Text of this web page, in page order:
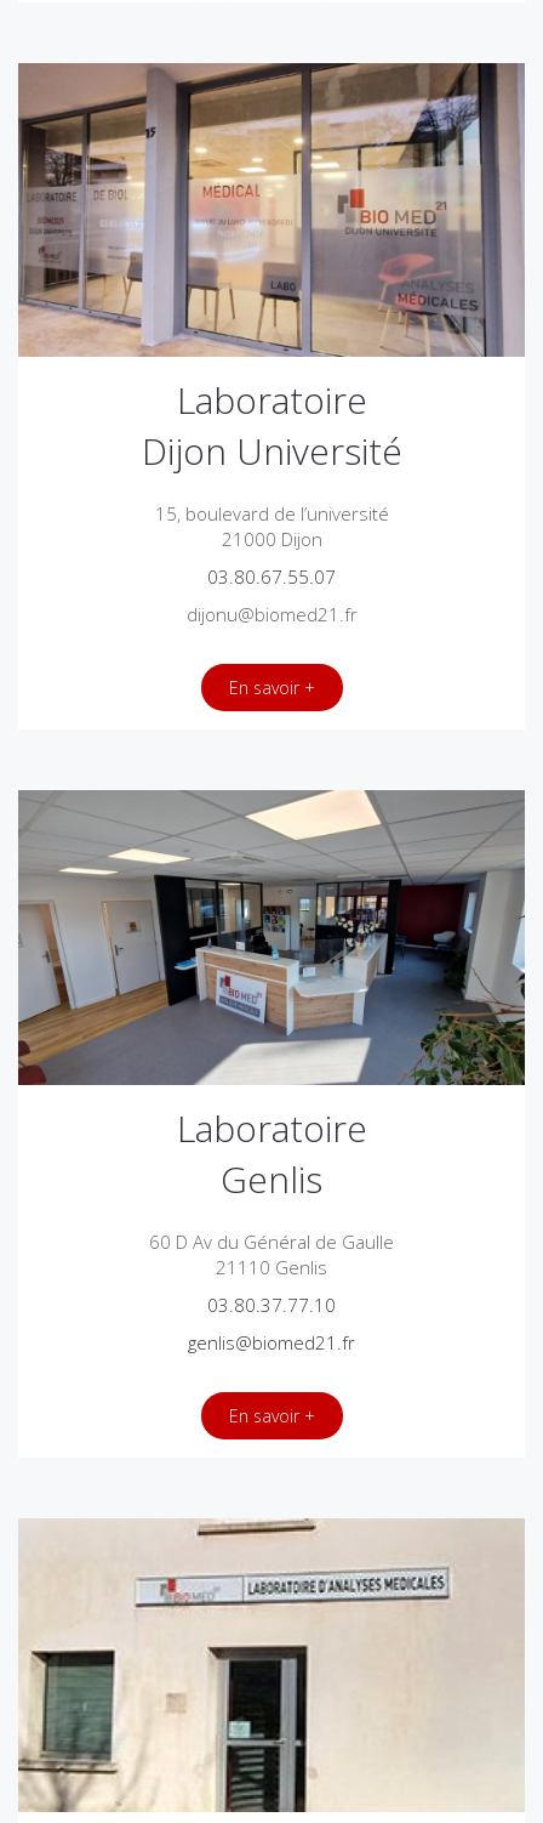
Laboratoire
Dijon Université
15, boulevard de l’université
21000 Dijon
03.80.67.55.07
dijonu@biomed21.fr
En savoir +
Laboratoire
Genlis
60 D Av du Général de Gaulle
21110 Genlis
03.80.37.77.10
genlis@biomed21.fr
En savoir +